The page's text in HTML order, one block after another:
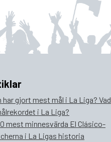
har gjort mest mål i La Liga? Vad
i La Liga?
mest minnesvärda El Clásico-
i La Ligas historia